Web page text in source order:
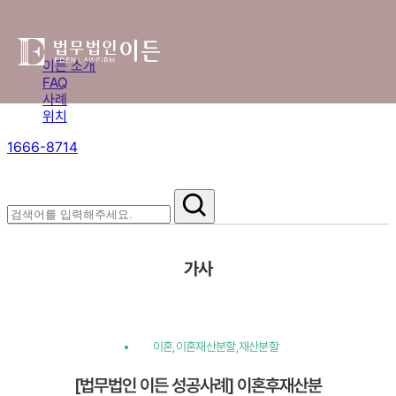
이든 소개
FAQ
사례
위치
1666-8714
가사
이혼,이혼재산분할,재산분할
[법무법인 이든 성공사례] 이혼후재산분